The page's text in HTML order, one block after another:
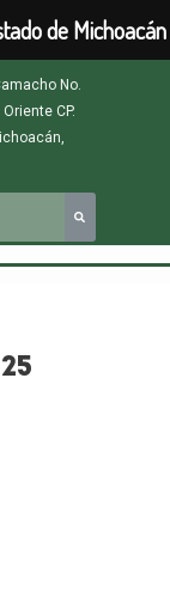
No.
CP.
de Michoacán